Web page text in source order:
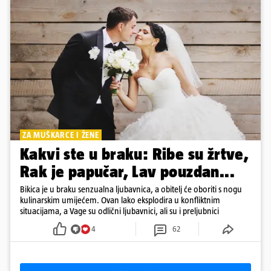
ZA MUŠKARCE I ŽENE
Kakvi ste u braku: Ribe su žrtve,
Rak je papučar, Lav pouzdan...
Bikica je u braku senzualna ljubavnica, a obitelj će oboriti s nogu
kulinarskim umijećem. Ovan lako eksplodira u konfliktnim
situacijama, a Vage su odlični ljubavnici, ali su i preljubnici
4 62